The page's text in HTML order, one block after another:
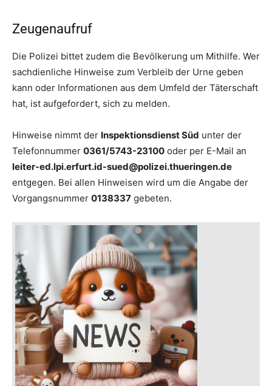
Zeugenaufruf
Die Polizei bittet zudem die Bevölkerung um Mithilfe. Wer
sachdienliche Hinweise zum Verbleib der Urne geben
kann oder Informationen aus dem Umfeld der Täterschaft
hat, ist aufgefordert, sich zu melden.
Hinweise nimmt der Inspektionsdienst Süd unter der
Telefonnummer 0361/5743-23100 oder per E-Mail an
leiter-ed.lpi.erfurt.id-sued@polizei.thueringen.de
entgegen. Bei allen Hinweisen wird um die Angabe der
Vorgangsnummer 0138337 gebeten.